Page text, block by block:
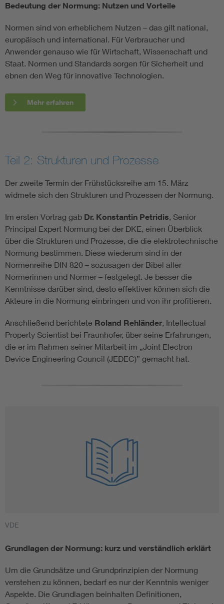
Bedeutung der Normung: Nutzen und Vorteile
Normen sind von erheblichem Nutzen – das gilt national,
europäisch und international. Für Verbraucher und
Anwender genauso wie für Wirtschaft, Wissenschaft und
Staat. Normen und Standards sorgen für Sicherheit und
ebnen den Weg für innovative Technologien.
Mehr erfahren
Teil 2: Strukturen und Prozesse
Der zweite Termin der Frühstücksreihe am 15. März
widmete sich den Strukturen und Prozessen der Normung.
Im ersten Vortrag gab Dr. Konstantin Petridis, Senior
Principal Expert Normung bei der DKE, einen Überblick
über die Strukturen und Prozesse, die die elektrotechnische
Normung bestimmen. Diese wiederum sind in der
Normenreihe DIN 820 – sozusagen der Bibel aller
Normerinnen und Normer – festgelegt. Je besser die
Kenntnisse darüber sind, desto effektiver können sich die
Akteure in die Normung einbringen und von ihr profitieren.
Anschließend berichtete Roland Rehländer, Intellectual
Property Scientist bei Fraunhofer, über seine Erfahrungen,
die er im Rahmen seiner Mitarbeit im „Joint Electron
Device Engineering Council (JEDEC)” gemacht hat.
VDE
Grundlagen der Normung: kurz und verständlich erklärt
Um die Grundsätze und Grundprinzipien der Normung
verstehen zu können, bedarf es nur der Kenntnis weniger
Aspekte. Die Grundlagen beinhalten Definitionen,